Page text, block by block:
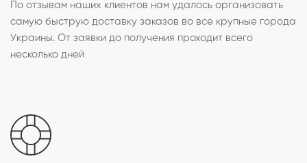
По отзывам наших клиентов нам удалось организовать
самую быструю доставку заказов во все крупные города
Украины. От заявки до получения проходит всего
несколько дней